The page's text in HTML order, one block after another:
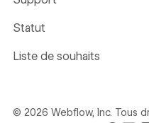
Statut
Liste de souhaits
© 2026 Webflow, Inc. Tous